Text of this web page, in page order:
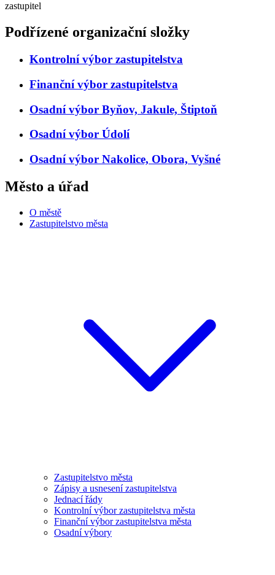
zastupitel
Podřízené organizační složky
Kontrolní výbor zastupitelstva
Finanční výbor zastupitelstva
Osadní výbor Byňov, Jakule, Štiptoň
Osadní výbor Údolí
Osadní výbor Nakolice, Obora, Vyšné
Město a úřad
O městě
Zastupitelstvo města
Zastupitelstvo města
Zápisy a usnesení zastupitelstva
Jednací řády
Kontrolní výbor zastupitelstva města
Finanční výbor zastupitelstva města
Osadní výbory